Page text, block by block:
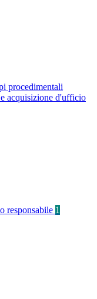
procedimentali
acquisizione d'ufficio
responsabile 1